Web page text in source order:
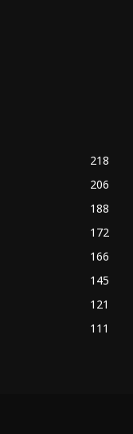
218
206
188
172
166
145
121
111